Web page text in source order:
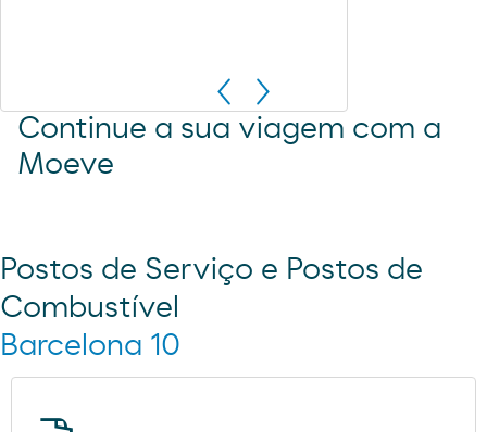
Continue a sua viagem com a
Moeve
Postos de Serviço e Postos de
Combustível
Barcelona 10